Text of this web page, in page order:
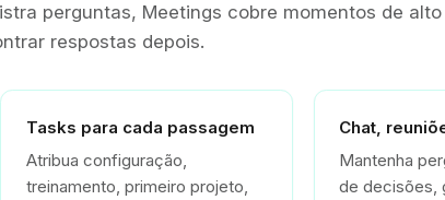
perguntas, Meetings cobre momentos de
respostas depois.
Tasks para cada passagem
Atribua configuração,
treinamento, primeiro projeto,
Chat,
Mantenha
de decisões,